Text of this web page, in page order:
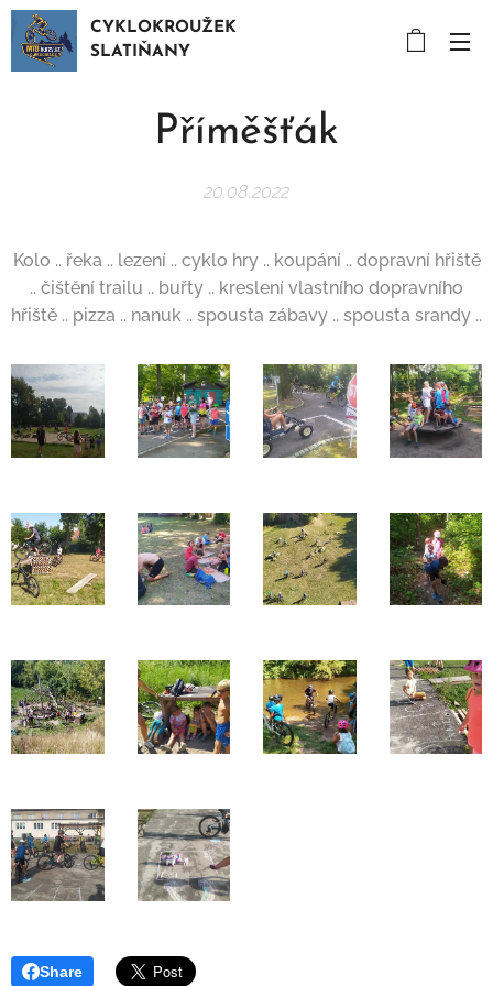
CYKLOKROUŽEK
SLATIŇANY
Příměšťák
20.08.2022
Kolo .. řeka .. lezení .. cyklo hry .. koupání .. dopravní hřiště
.. čištění trailu .. buřty .. kreslení vlastního dopravního
hřiště .. pizza .. nanuk .. spousta zábavy .. spousta srandy ..
Share